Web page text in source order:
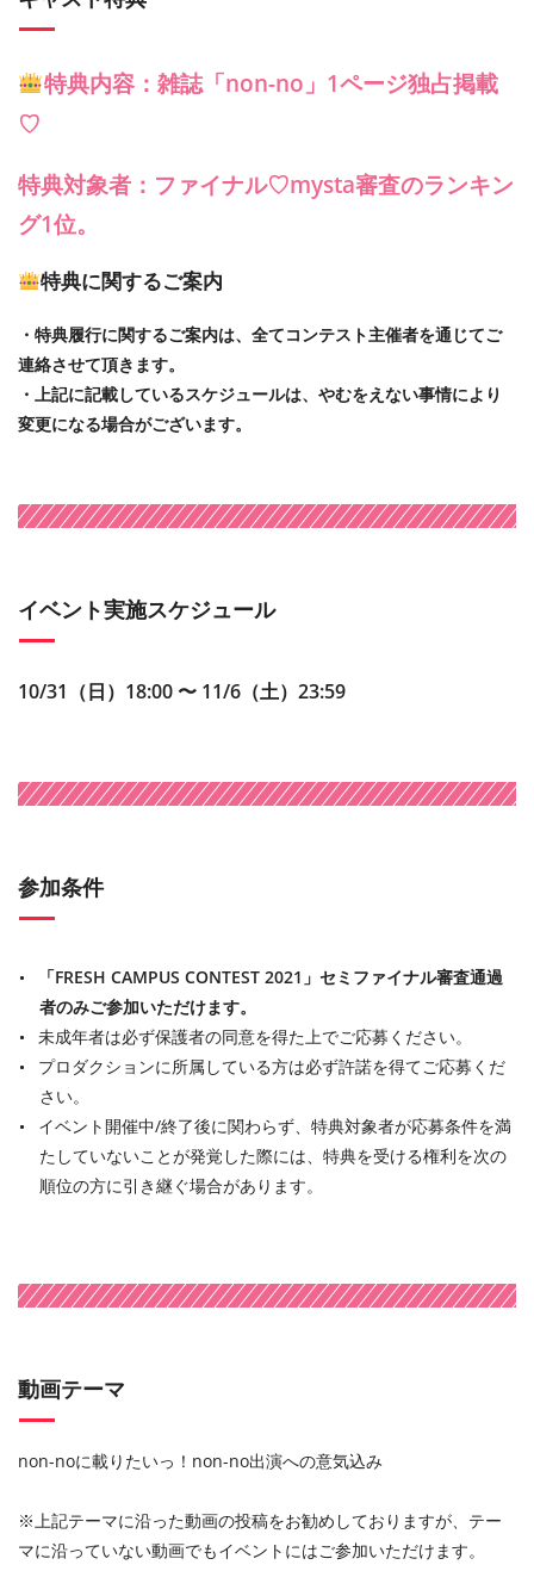
特典内容：雑誌「non-no」1ページ独占掲載
♡
特典対象者：ファイナル♡mysta審査のランキン
グ1位。
特典に関するご案内
・特典履行に関するご案内は、全てコンテスト主催者を通じてご
連絡させて頂きます。
・上記に記載しているスケジュールは、やむをえない事情により
変更になる場合がございます。
イベント実施スケジュール
10/31（日）18:00 〜 11/6（土）23:59
参加条件
「FRESH CAMPUS CONTEST 2021」セミファイナル審査通過
者のみご参加いただけます。
未成年者は必ず保護者の同意を得た上でご応募ください。
プロダクションに所属している方は必ず許諾を得てご応募くだ
さい。
イベント開催中/終了後に関わらず、特典対象者が応募条件を満
たしていないことが発覚した際には、特典を受ける権利を次の
順位の方に引き継ぐ場合があります。
動画テーマ
non-noに載りたいっ！non-no出演への意気込み
※上記テーマに沿った動画の投稿をお勧めしておりますが、テー
マに沿っていない動画でもイベントにはご参加いただけます。